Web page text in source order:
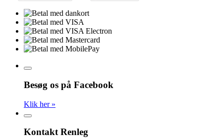
Besøg os på Facebook
Klik her »
Kontakt Renleg